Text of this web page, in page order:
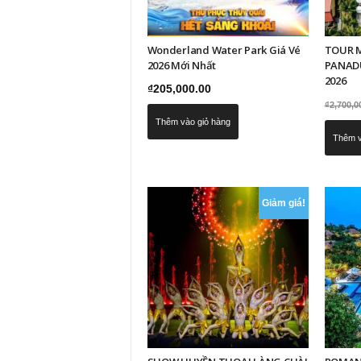
Wonderland Water Park Giá Vé
2026 Mới Nhất
₫205,000.00
Thêm vào giỏ hàng
TOUR
2026
₫
Thêm
Giảm giá!